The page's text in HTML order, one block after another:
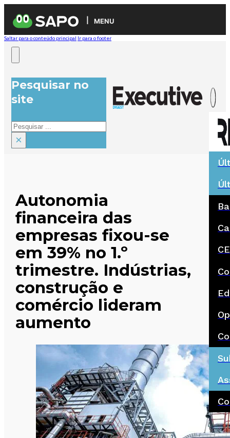
MENU
Saltar para o conteúdo principal Ir para o footer
Pesquisar no
site
Pesquisar
×
Autonomia
financeira das
empresas fixou-se
em 39% no 1.º
trimestre. Indústrias,
construção e
comércio lideram
aumento